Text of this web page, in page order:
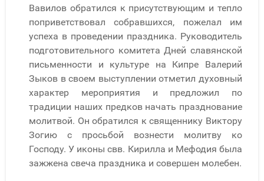
Вавилов обратился к присутствующим и тепло
поприветствовал собравшихся, пожелал им
успеха в проведении праздника. Руководитель
подготовительного комитета Дней славянской
письменности и культуре на Кипре Валерий
Зыков в своем выступлении отметил духовный
характер мероприятия и предложил по
традиции наших предков начать празднование
молитвой. Он обратился к священнику Виктору
Зогию с просьбой вознести молитву ко
Господу. У иконы свв. Кирилла и Мефодия была
зажжена свеча праздника и совершен молебен.